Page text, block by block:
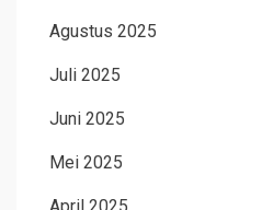
Agustus 2025
Juli 2025
Juni 2025
Mei 2025
April 2025